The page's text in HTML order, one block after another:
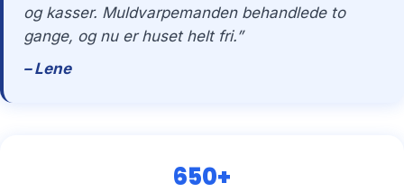
og kasser. Muldvarpemanden behandlede to
gange, og nu er huset helt fri.”
– Lene
650+